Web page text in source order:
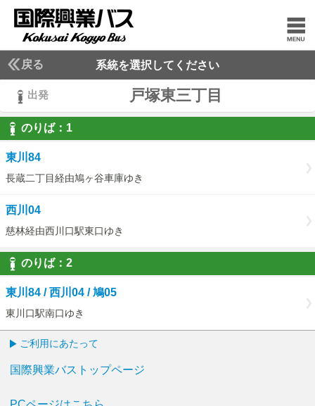
戻る 系統を選択してください
出発 戸塚東三丁目
のりば： 1
1
東川84
長蔵二丁目経由鳩ヶ谷車庫ゆき
西川04
慈林経由西川口駅東口ゆき
のりば： 2
2
東川84 / 西川04 / 鳩05
東川口駅南口ゆき
ご利用にあたって
国際興業バストップページ